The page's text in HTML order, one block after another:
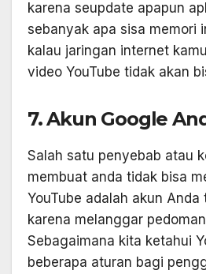
karena seupdate apapun
sebanyak apa sisa memori
kalau jaringan internet
video YouTube tidak akan
7. Akun Google
Salah satu penyebab atau
membuat anda tidak bisa
YouTube adalah akun Anda
karena melanggar
Sebagaimana kita ketahui
beberapa aturan bagi